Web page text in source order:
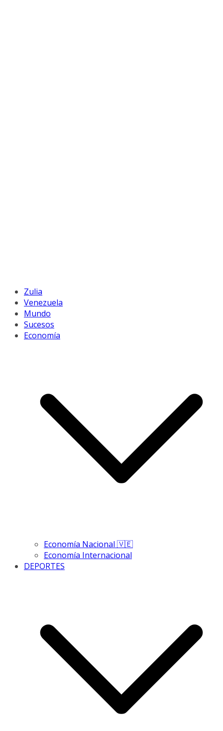
Zulia
Venezuela
Mundo
Sucesos
Economía
Economía Nacional 🇻🇪
Economía Internacional
DEPORTES